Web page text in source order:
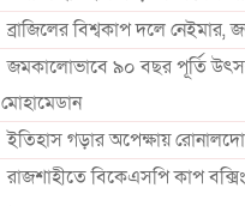
ব্রাজিলের বিশ্বকাপ দলে নেইমার,
জমকালোভাবে ৯০ বছর পূর্তি
মোহামেডান
ইতিহাস গড়ার অপেক্ষায়
রাজশাহীতে বিকেএসপি কাপ